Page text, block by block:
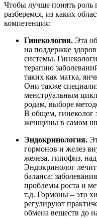
Чтобы лучше понять роль
разберемся, из каких
компетенция:
Гинекология. Эта
на поддержке
системы.
терапию
таких как матка,
Они также
менструальным
родам, выборе
В общем, гинеколог
женщины в самом
Эндокринология.
гормонов и желез
железа, гипофиз,
Эндокринолог
баланса:
проблемы роста и
т.д. Гормоны – это
регулируют
обмена веществ до